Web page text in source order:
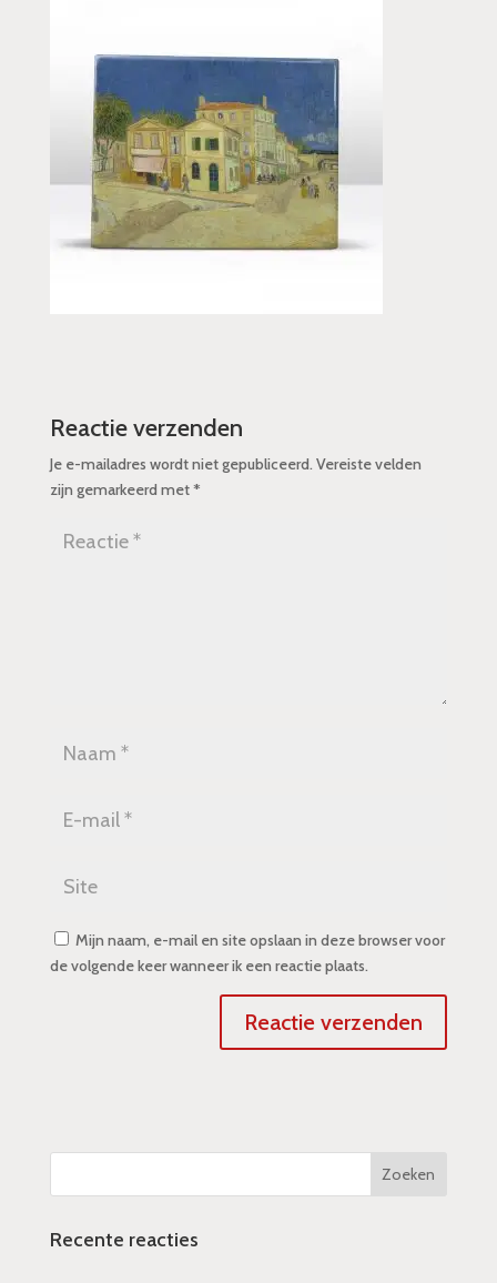
Reactie verzenden
Je e-mailadres wordt niet gepubliceerd. Vereiste velden
zijn gemarkeerd met*
Mijn naam, e-mail en site opslaan in deze browser voor
de volgende keer wanneer ik een reactie plaats.
Recente reacties